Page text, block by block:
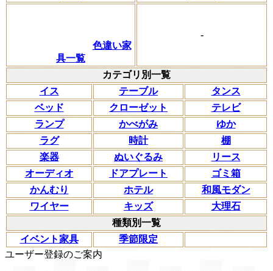
色違い家
具一覧
-
カテゴリ別一覧
イス
テーブル
タンス
ベッド
クローゼット
テレビ
ランプ
かべがみ
ゆか
ラグ
時計
棚
楽器
ぬいぐるみ
リース
オーディオ
ドアプレート
ゴミ箱
かんむり
ホテル
和風モダン
ワイヤー
キッズ
大理石
種類別一覧
イベント家具
季節限定
ユーザー登録のご案内